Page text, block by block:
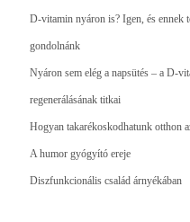
D-vitamin nyáron is? Igen, és ennek
gondolnánk
Nyáron sem elég a napsütés – a D-
regenerálásának titkai
Hogyan takarékoskodhatunk otthon
A humor gyógyító ereje
Diszfunkcionális család árnyékában